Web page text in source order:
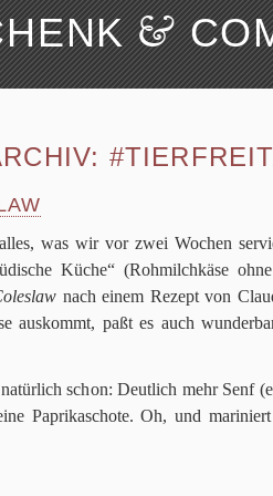
&
was wir vor zwei Wochen
Küche“ (Roh­milch­käse
nach einem Rezept von
aus­kommt, paßt es auch
schon: Deut­lich mehr Senf
Papri­ka­schote. Oh, und